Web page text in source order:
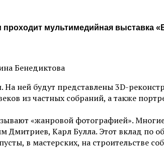
мультимедийная выставка
Бенедиктова
ней будут представлены 3D-
из частных собраний, а также
«жанровой фотографией».
Карл Булла. Этот вклад по
в мастерских, на строительстве